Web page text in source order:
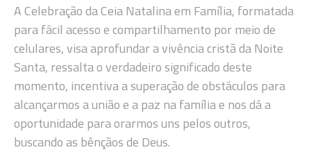
A Celebração da Ceia Natalina em Família, formatada
para fácil acesso e compartilhamento por meio de
celulares, visa aprofundar a vivência cristã da Noite
Santa, ressalta o verdadeiro significado deste
momento, incentiva a superação de obstáculos para
alcançarmos a união e a paz na família e nos dá a
oportunidade para orarmos uns pelos outros,
buscando as bênçãos de Deus.